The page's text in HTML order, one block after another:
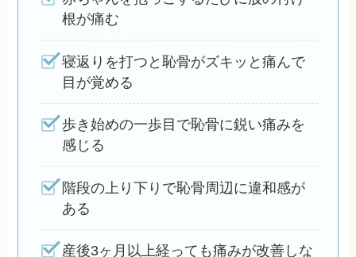
根が痛む
寝返りを打つと恥骨がズキッと痛んで
目が覚める
歩き始めの一歩目で恥骨に鋭い痛みを
感じる
階段の上り下りで恥骨周辺に違和感が
ある
産後3ヶ月以上経っても痛みが改善しな